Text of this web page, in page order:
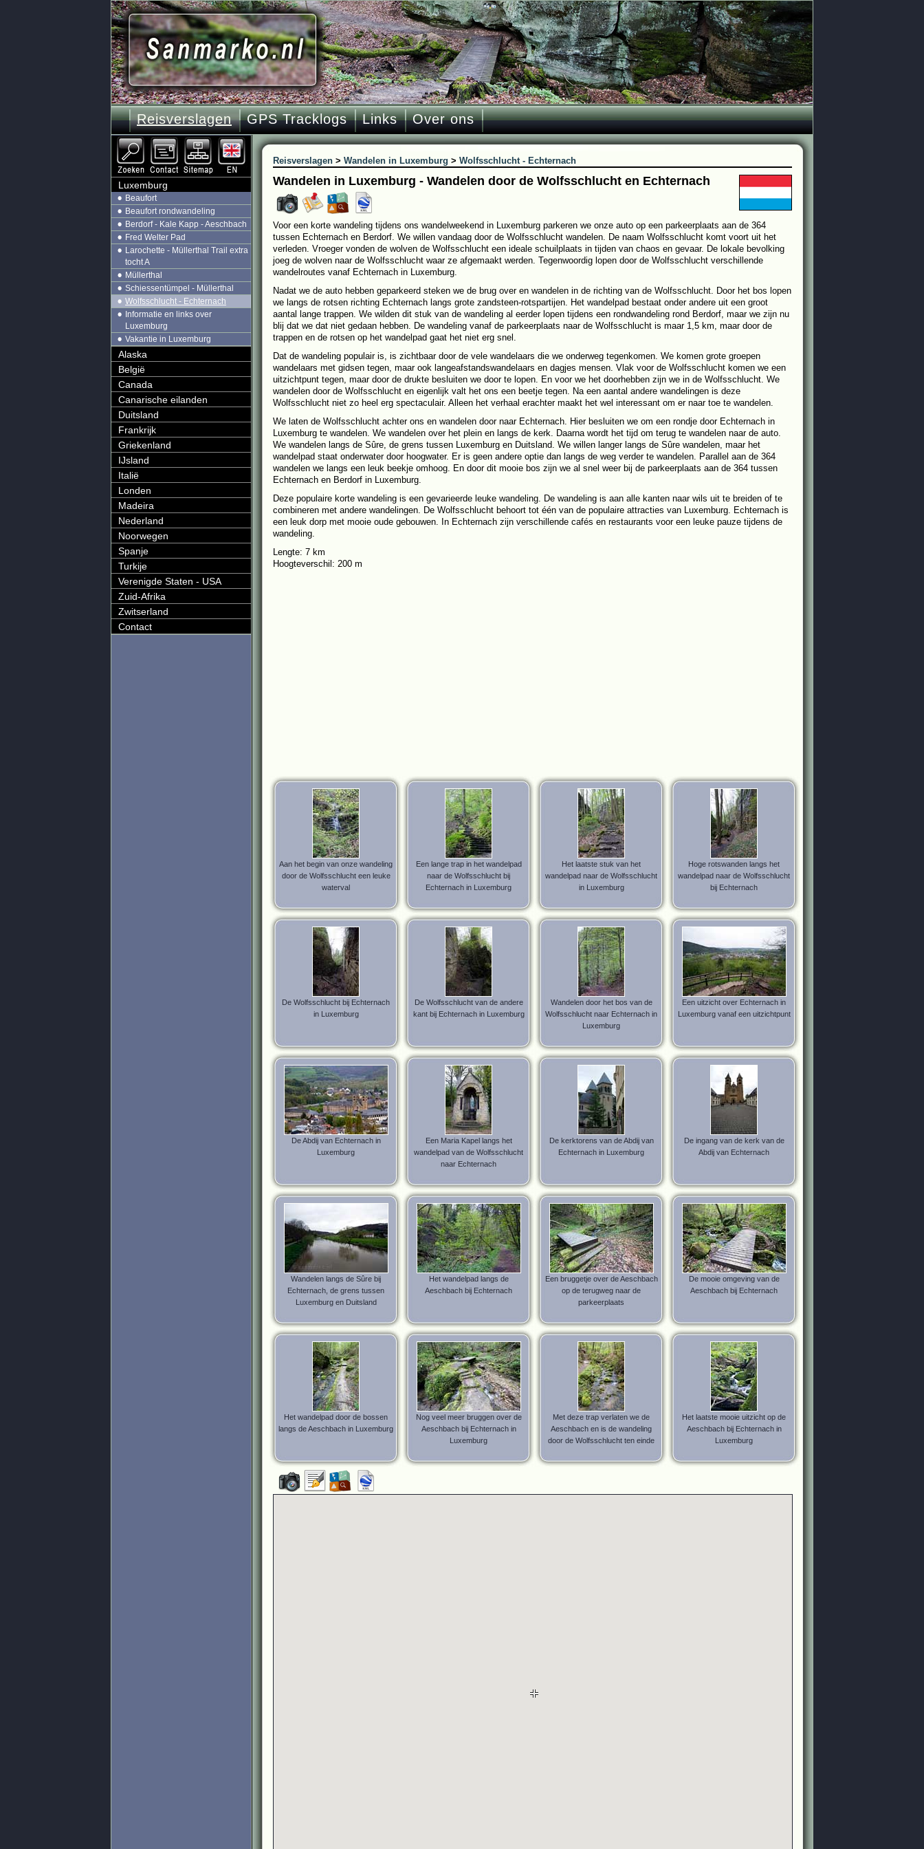
Reisverslagen GPS Tracklogs Links Over ons
Reisverslagen > Wandelen in Luxemburg > Wolfsschlucht - Echternach
Wandelen in Luxemburg - Wandelen door de Wolfsschlucht en Echternach
Voor een korte wandeling tijdens ons wandelweekend in Luxemburg parkeren we onze auto op een parkeerplaats aan de 364
tussen Echternach en Berdorf. We willen vandaag door de Wolfsschlucht wandelen. De naam Wolfsschlucht komt voort uit het
verleden. Vroeger vonden de wolven de Wolfsschlucht een ideale schuilplaats in tijden van chaos en gevaar. De lokale bevolking
joeg de wolven naar de Wolfsschlucht waar ze afgemaakt werden. Tegenwoordig lopen door de Wolfsschlucht verschillende
wandelroutes vanaf Echternach in Luxemburg.
Nadat we de auto hebben geparkeerd steken we de brug over en wandelen in de richting van de Wolfsschlucht. Door het bos lopen
we langs de rotsen richting Echternach langs grote zandsteen-rotspartijen. Het wandelpad bestaat onder andere uit een groot
aantal lange trappen. We wilden dit stuk van de wandeling al eerder lopen tijdens een rondwandeling rond Berdorf, maar we zijn nu
blij dat we dat niet gedaan hebben. De wandeling vanaf de parkeerplaats naar de Wolfsschlucht is maar 1,5 km, maar door de
trappen en de rotsen op het wandelpad gaat het niet erg snel.
Dat de wandeling populair is, is zichtbaar door de vele wandelaars die we onderweg tegenkomen. We komen grote groepen
wandelaars met gidsen tegen, maar ook langeafstandswandelaars en dagjes mensen. Vlak voor de Wolfsschlucht komen we een
uitzichtpunt tegen, maar door de drukte besluiten we door te lopen. En voor we het doorhebben zijn we in de Wolfsschlucht. We
wandelen door de Wolfsschlucht en eigenlijk valt het ons een beetje tegen. Na een aantal andere wandelingen is deze
Wolfsschlucht niet zo heel erg spectaculair. Alleen het verhaal erachter maakt het wel interessant om er naar toe te wandelen.
We laten de Wolfsschlucht achter ons en wandelen door naar Echternach. Hier besluiten we om een rondje door Echternach in
Luxemburg te wandelen. We wandelen over het plein en langs de kerk. Daarna wordt het tijd om terug te wandelen naar de auto.
We wandelen langs de Sûre, de grens tussen Luxemburg en Duitsland. We willen langer langs de Sûre wandelen, maar het
wandelpad staat onderwater door hoogwater. Er is geen andere optie dan langs de weg verder te wandelen. Parallel aan de 364
wandelen we langs een leuk beekje omhoog. En door dit mooie bos zijn we al snel weer bij de parkeerplaats aan de 364 tussen
Echternach en Berdorf in Luxemburg.
Deze populaire korte wandeling is een gevarieerde leuke wandeling. De wandeling is aan alle kanten naar wils uit te breiden of te
combineren met andere wandelingen. De Wolfsschlucht behoort tot één van de populaire attracties van Luxemburg. Echternach is
een leuk dorp met mooie oude gebouwen. In Echternach zijn verschillende cafés en restaurants voor een leuke pauze tijdens de
wandeling.
Lengte: 7 km
Hoogteverschil: 200 m
Aan het begin van onze wandeling
door de Wolfsschlucht een leuke
waterval
Een lange trap in het wandelpad
naar de Wolfsschlucht bij
Echternach in Luxemburg
Het laatste stuk van het
wandelpad naar de Wolfsschlucht
in Luxemburg
Hoge rotswanden langs het
wandelpad naar de Wolfsschlucht
bij Echternach
De Wolfsschlucht bij Echternach
in Luxemburg
De Wolfsschlucht van de andere
kant bij Echternach in Luxemburg
Wandelen door het bos van de
Wolfsschlucht naar Echternach in
Luxemburg
Een uitzicht over Echternach in
Luxemburg vanaf een uitzichtpunt
De Abdij van Echternach in
Luxemburg
Een Maria Kapel langs het
wandelpad van de Wolfsschlucht
naar Echternach
De kerktorens van de Abdij van
Echternach in Luxemburg
De ingang van de kerk van de
Abdij van Echternach
Wandelen langs de Sûre bij
Echternach, de grens tussen
Luxemburg en Duitsland
Het wandelpad langs de
Aeschbach bij Echternach
Een bruggetje over de Aeschbach
op de terugweg naar de
parkeerplaats
De mooie omgeving van de
Aeschbach bij Echternach
Het wandelpad door de bossen
langs de Aeschbach in Luxemburg
Nog veel meer bruggen over de
Aeschbach bij Echternach in
Luxemburg
Met deze trap verlaten we de
Aeschbach en is de wandeling
door de Wolfsschlucht ten einde
Het laatste mooie uitzicht op de
Aeschbach bij Echternach in
Luxemburg
Luxemburg
Beaufort
Beaufort rondwandeling
Berdorf - Kale Kapp - Aeschbach
Fred Welter Pad
Larochette - Müllerthal Trail extra
tocht A
Müllerthal
Schiessentümpel - Müllerthal
Wolfsschlucht - Echternach
Informatie en links over
Luxemburg
Vakantie in Luxemburg
Alaska
België
Canada
Canarische eilanden
Duitsland
Frankrijk
Griekenland
IJsland
Italië
Londen
Madeira
Nederland
Noorwegen
Spanje
Turkije
Verenigde Staten - USA
Zuid-Afrika
Zwitserland
Contact